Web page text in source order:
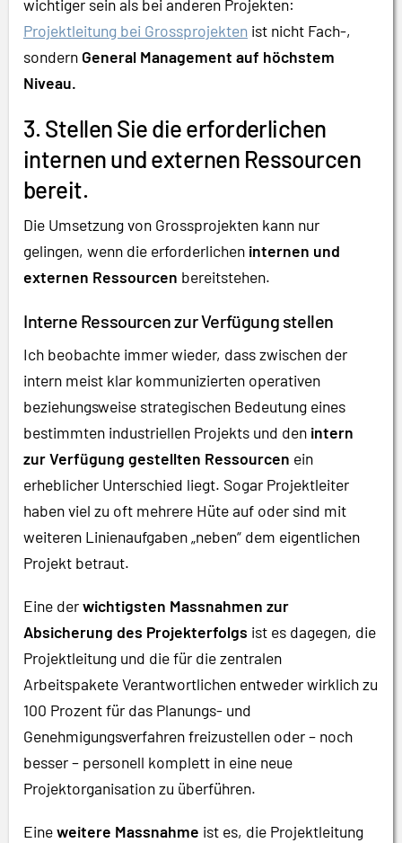
wichtiger sein als bei anderen Projekten:
Projektleitung bei Grossprojekten ist nicht Fach-,
sondern General Management auf höchstem
Niveau.
3. Stellen Sie die erforderlichen
internen und externen Ressourcen
bereit.
Die Umsetzung von Grossprojekten kann nur
gelingen, wenn die erforderlichen internen und
externen Ressourcen bereitstehen.
Interne Ressourcen zur Verfügung stellen
Ich beobachte immer wieder, dass zwischen der
intern meist klar kommunizierten operativen
beziehungsweise strategischen Bedeutung eines
bestimmten industriellen Projekts und den intern
zur Verfügung gestellten Ressourcen ein
erheblicher Unterschied liegt. Sogar Projektleiter
haben viel zu oft mehrere Hüte auf oder sind mit
weiteren Linienaufgaben „neben“ dem eigentlichen
Projekt betraut.
Eine derwichtigsten Massnahmen zur
Absicherung des Projekterfolgs ist es dagegen, die
Projektleitung und die für die zentralen
Arbeitspakete Verantwortlichen entweder wirklich zu
100 Prozent für das Planungs- und
Genehmigungsverfahren freizustellen oder – noch
besser – personell komplett in eine neue
Projektorganisation zu überführen.
Eineweitere Massnahme ist es, die Projektleitung